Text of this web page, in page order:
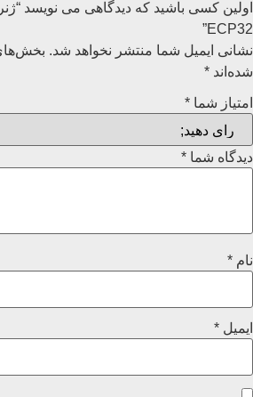
اولین کسی باشید که دیدگاهی می نویسد
ECP32”
نشانی ایمیل شما منتشر نخواهد شد.
شده‌اند *
امتیاز شما *
دیدگاه شما *
نام *
ایمیل *